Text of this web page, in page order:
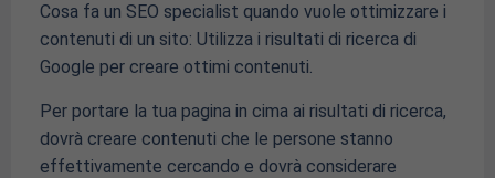
Cosa fa un SEO specialist quando vuole ottimizzare i
contenuti di un sito: Utilizza i risultati di ricerca di
Google per creare ottimi contenuti.
Per portare la tua pagina in cima ai risultati di ricerca,
dovrà creare contenuti che le persone stanno
effettivamente cercando e dovrà considerare